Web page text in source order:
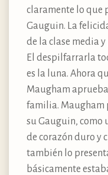
claramente lo que
Gauguin. La
de la clase media
El despilfarrarla
es la luna. Ahora
Maugham
familia. Maugham
su Gauguin, como
de corazón duro y
también lo
básicamente